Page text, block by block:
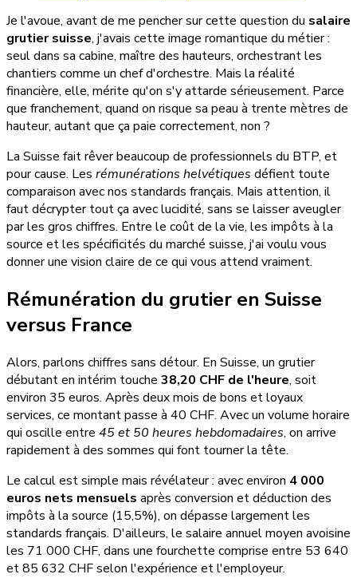
Je l'avoue, avant de me pencher sur cette question du salaire
grutier suisse, j'avais cette image romantique du métier :
seul dans sa cabine, maître des hauteurs, orchestrant les
chantiers comme un chef d'orchestre. Mais la réalité
financière, elle, mérite qu'on s'y attarde sérieusement. Parce
que franchement, quand on risque sa peau à trente mètres de
hauteur, autant que ça paie correctement, non ?
La Suisse fait rêver beaucoup de professionnels du BTP, et
pour cause. Les rémunérations helvétiques défient toute
comparaison avec nos standards français. Mais attention, il
faut décrypter tout ça avec lucidité, sans se laisser aveugler
par les gros chiffres. Entre le coût de la vie, les impôts à la
source et les spécificités du marché suisse, j'ai voulu vous
donner une vision claire de ce qui vous attend vraiment.
Rémunération du grutier en Suisse
versus France
Alors, parlons chiffres sans détour. En Suisse, un grutier
débutant en intérim touche 38,20 CHF de l'heure, soit
environ 35 euros. Après deux mois de bons et loyaux
services, ce montant passe à 40 CHF. Avec un volume horaire
qui oscille entre 45 et 50 heures hebdomadaires, on arrive
rapidement à des sommes qui font tourner la tête.
Le calcul est simple mais révélateur : avec environ 4 000
euros nets mensuels après conversion et déduction des
impôts à la source (15,5%), on dépasse largement les
standards français. D'ailleurs, le salaire annuel moyen avoisine
les 71 000 CHF, dans une fourchette comprise entre 53 640
et 85 632 CHF selon l'expérience et l'employeur.